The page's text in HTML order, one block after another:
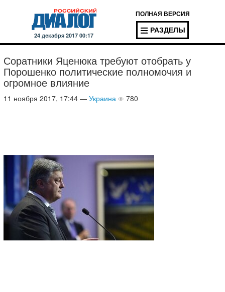
24 декабря 2017 00:17
ПОЛНАЯ ВЕРСИЯ
РАЗДЕЛЫ
Соратники Яценюка требуют отобрать у
Порошенко политические полномочия и
огромное влияние
11 ноября 2017, 17:44 — Украина 780